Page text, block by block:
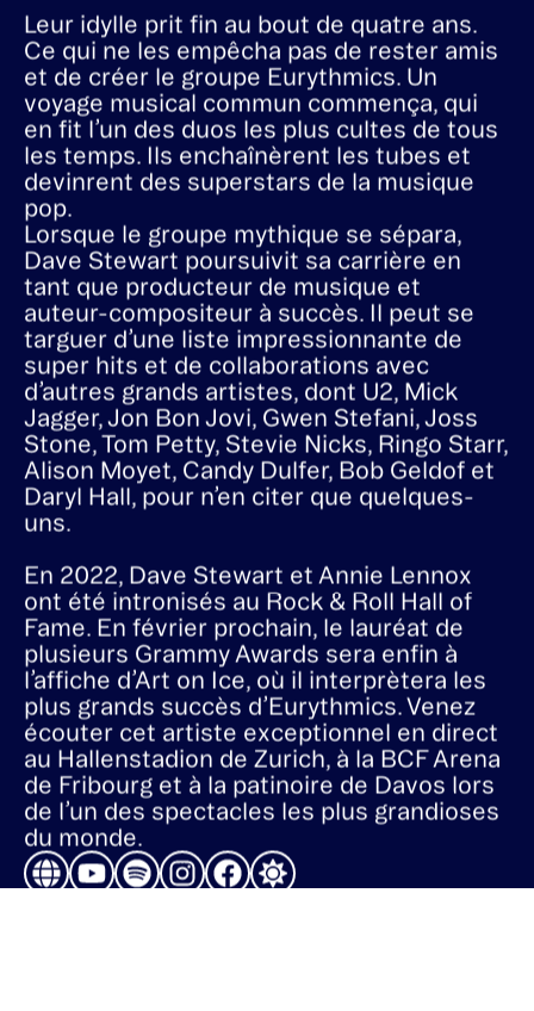
Leur idylle prit fin au bout de quatre ans.
Ce qui ne les empêcha pas de rester amis
et de créer le groupe Eurythmics. Un
voyage musical commun commença, qui
en fit l’un des duos les plus cultes de tous
les temps. Ils enchaînèrent les tubes et
devinrent des superstars de la musique
pop.
Lorsque le groupe mythique se sépara,
Dave Stewart poursuivit sa carrière en
tant que producteur de musique et
auteur-compositeur à succès. Il peut se
targuer d’une liste impressionnante de
super hits et de collaborations avec
d’autres grands artistes, dont U2, Mick
Jagger, Jon Bon Jovi, Gwen Stefani, Joss
Stone, Tom Petty, Stevie Nicks, Ringo Starr,
Alison Moyet, Candy Dulfer, Bob Geldof et
Daryl Hall, pour n’en citer que quelques-
uns.
En 2022, Dave Stewart et Annie Lennox
ont été intronisés au Rock & Roll Hall of
Fame. En février prochain, le lauréat de
plusieurs Grammy Awards sera enfin à
l’affiche d’Art on Ice, où il interprètera les
plus grands succès d’Eurythmics. Venez
écouter cet artiste exceptionnel en direct
au Hallenstadion de Zurich, à la BCF Arena
de Fribourg et à la patinoire de Davos lors
de l’un des spectacles les plus grandioses
du monde.